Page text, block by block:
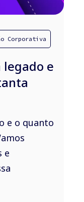
Corporativa
legado e
e o quanto
e